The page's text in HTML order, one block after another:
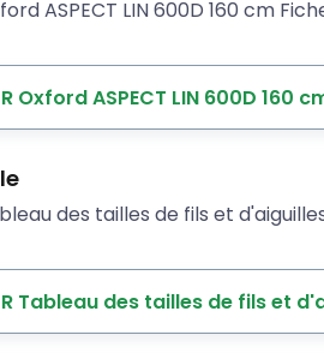
ASPECT LIN 600D 160 cm
Oxford ASPECT LIN 600D 160
des tailles de fils et
Tableau des tailles de fils et